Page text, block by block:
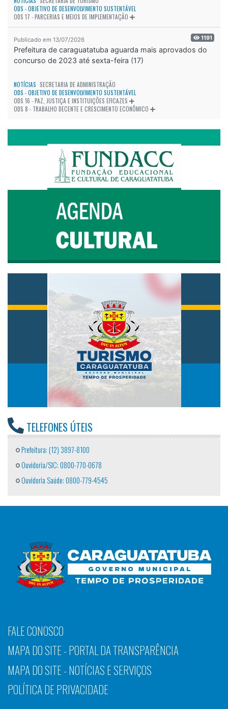
ODS - OBJETIVO DE DESENVOLVIMENTO SUSTENTÁVEL
ODS 17 - PARCERIAS E MEIOS DE IMPLEMENTAÇÃO
Publicado em 13/07/2026 1191
Prefeitura de caraguatatuba aguarda mais aprovados do
concurso de 2023 até sexta-feira (17)
NOTÍCIAS SECRETARIA DE ADMINISTRAÇÃO
ODS - OBJETIVO DE DESENVOLVIMENTO SUSTENTÁVEL
ODS 16 - PAZ, JUSTIÇA E INSTITUIÇÕES EFICAZES
ODS 8 - TRABALHO DECENTE E CRESCIMENTO ECONÔMICO
TELEFONES ÚTEIS
Prefeitura: (12) 3897-8100
Ouvidoria/SIC: 0800-770-0678
Ouvidoria Saúde: 0800-779-4545
FALE CONOSCO
MAPA DO SITE - PORTAL DA TRANSPARÊNCIA
MAPA DO SITE - NOTÍCIAS E SERVIÇOS
POLÍTICA DE PRIVACIDADE